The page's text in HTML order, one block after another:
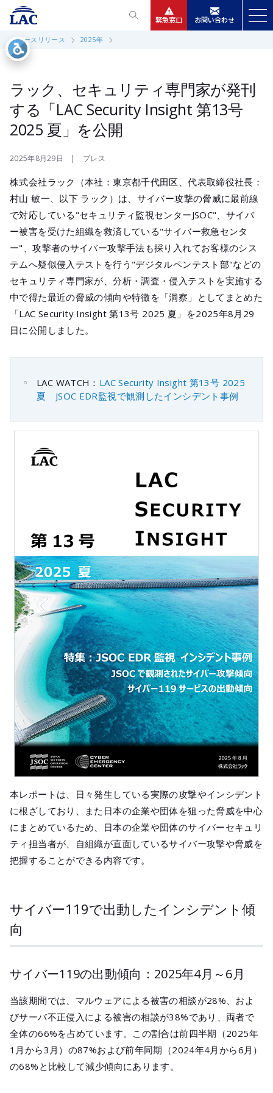
緊急窓口 お問い合わせ
ニュースリリース
会社情報
採用
メールマガ
公式SNS
ニュースリリース 2025年
ラック、セキュリティ専門家が発刊
する「LAC Security Insight 第13号
2025 夏」を公開
2025年8月29日 | プレス
株式会社ラック（本社：東京都千代田区、代表取締役社長：
村山 敏一、以下 ラック）は、サイバー攻撃の脅威に最前線
で対応している"セキュリティ監視センターJSOC"、サイバ
ー被害を受けた組織を救済している"サイバー救急センタ
ー"、攻撃者のサイバー攻撃手法も採り入れてお客様のシス
テムへ疑似侵入テストを行う"デジタルペンテスト部"などの
セキュリティ専門家が、分析・調査・侵入テストを実施する
中で得た最近の脅威の傾向や特徴を「洞察」としてまとめた
「LAC Security Insight 第13号 2025 夏」を2025年8月29
日に公開しました。
LAC WATCH： LAC Security Insight 第13号 2025
夏 JSOC EDR監視で観測したインシデント事例
本レポートは、日々発生している実際の攻撃やインシデント
に根ざしており、また日本の企業や団体を狙った脅威を中心
にまとめているため、日本の企業や団体のサイバーセキュリ
ティ担当者が、自組織が直面しているサイバー攻撃や脅威を
把握することができる内容です。
サイバー119で出動したインシデント傾
向
サイバー119の出動傾向：2025年4月～6月
当該期間では、マルウェアによる被害の相談が28%、およ
びサーバ不正侵入による被害の相談が38%であり、両者で
全体の66%を占めています。この割合は前四半期（2025年
1月から3月）の87%および前年同期（2024年4月から6月）
の68%と比較して減少傾向にあります。